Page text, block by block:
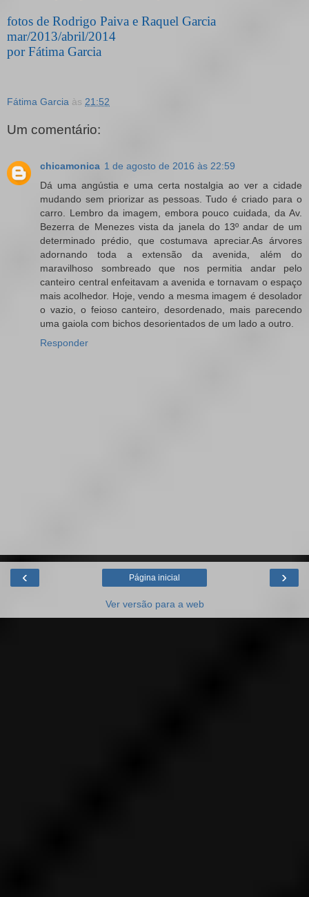
fotos de Rodrigo Paiva e Raquel Garcia
mar/2013/abril/2014
por Fátima Garcia
Fátima Garcia às 21:52
Um comentário:
chicamonica 1 de agosto de 2016 às 22:59
Dá uma angústia e uma certa nostalgia ao ver a cidade
mudando sem priorizar as pessoas. Tudo é criado para o
carro. Lembro da imagem, embora pouco cuidada, da Av.
Bezerra de Menezes vista da janela do 13º andar de um
determinado prédio, que costumava apreciar.As árvores
adornando toda a extensão da avenida, além do
maravilhoso sombreado que nos permitia andar pelo
canteiro central enfeitavam a avenida e tornavam o espaço
mais acolhedor. Hoje, vendo a mesma imagem é desolador
o vazio, o feioso canteiro, desordenado, mais parecendo
uma gaiola com bichos desorientados de um lado a outro.
Responder
‹ ›
Página inicial
Ver versão para a web